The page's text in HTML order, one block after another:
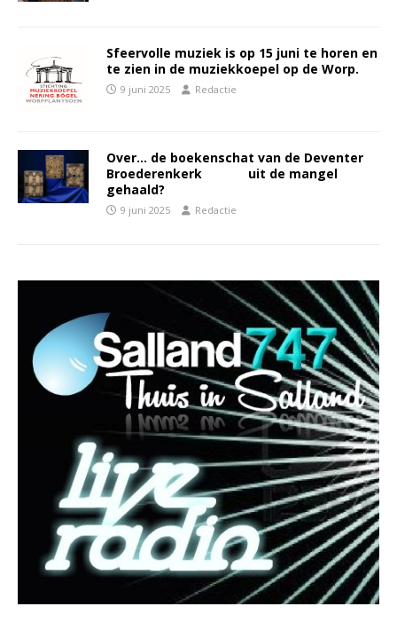
Sfeervolle muziek is op 15 juni te horen en
te zien in de muziekkoepel op de Worp.
9 juni 2025 Redactie
Over… de boekenschat van de Deventer
Broederenkerk uit de mangel
gehaald?
9 juni 2025 Redactie